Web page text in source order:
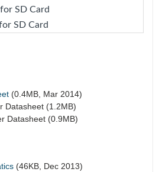
SD Card
SD Card
(0.4MB, Mar 2014)
Datasheet (1.2MB)
Datasheet (0.9MB)
(46KB, Dec 2013)